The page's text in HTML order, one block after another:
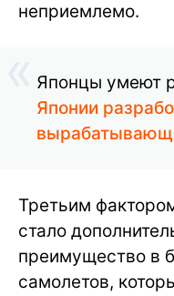
неприемлемо.
Японцы умеют
Японии
Третьим
стало
преимущество в
самолетов,